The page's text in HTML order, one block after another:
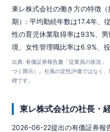
東レ株式会社の働き方の特徴
期）: 平均勤続年数は17.4年、
性の育児休業取得率は93%、
境、女性管理職比率は6.9%、
出典: 有価証券報告書「従業員の状況」
づく開示）。社風の定性評価ではなく
標です。
東レ株式会社の社長・
2026-06-22提出の有価証券報